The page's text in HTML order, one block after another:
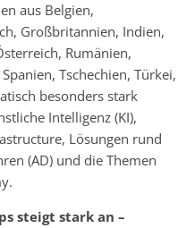
aus Belgien,
Großbritannien, Indien,
Rumänien,
Tschechien, Türkei,
besonders stark
Intelligenz (KI),
Lösungen rund
(AD) und die Themen
steigt stark an –